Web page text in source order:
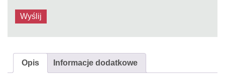
Opis Informacje dodatkowe